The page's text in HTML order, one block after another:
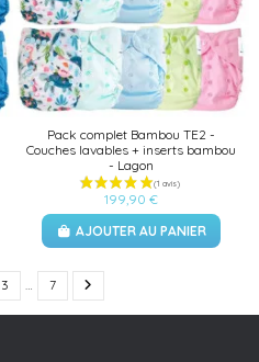
Pack complet Bambou TE2 -
Couches lavables + inserts bambou
- Lagon
199,90 €
AJOUTER AU PANIER
3 … 7